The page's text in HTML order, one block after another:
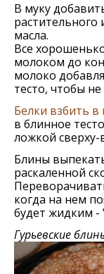
В муку
растительного
масла.
Все
молоком до
молоко
тесто, чтобы
Белки взбить
в блинное
ложкой сверху-
Блины
раскаленной
когда на нeм
будeт жидким -
Гурьевские